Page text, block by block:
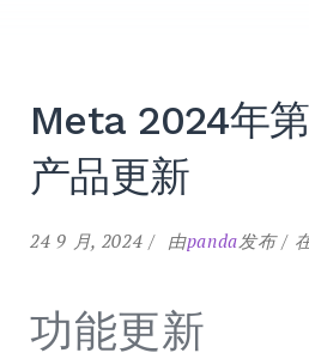
Meta 2024年
产品更新
24 9 月, 2024 由panda发布
功能更新